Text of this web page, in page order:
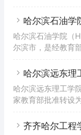
年3月，经黑龙江
滨商业大学广厦学
2012年3月经教育
滨广厦学院”。 截
哈尔滨石油学
哈尔滨石油学院
尔滨市，是经教育
年，大庆石油学院
名为东北石油大学
北石油大学华瑞学
瑞学院的建制。 截
哈尔滨远东理
哈尔滨远东理工学
家教育部批准转设
米，校舍建筑面积
齐齐哈尔工程